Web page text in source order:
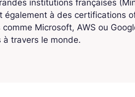
institutions françaises
également à des certifications
Microsoft, AWS ou
travers le monde.